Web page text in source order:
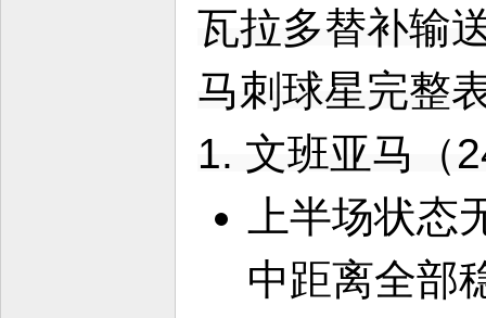
瓦拉多替补输
马刺球星完整
1. 文班亚马（
上半场状
中距离全部